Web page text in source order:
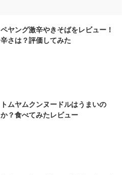
ペヤング激辛やきそばをレビュー！
辛さは？評価してみた
トムヤムクンヌードルはうまいの
か？食べてみたレビュー